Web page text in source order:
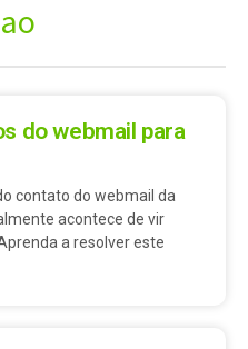
do webmail para
contato do webmail da
acontece de vir
a resolver este